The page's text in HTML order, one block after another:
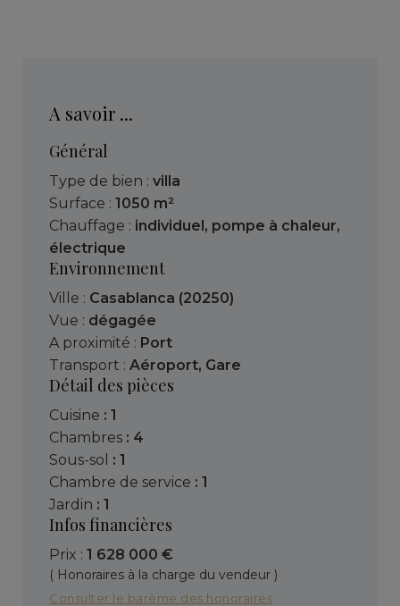
A savoir ...
Général
Type de bien : villa
Surface : 1050 m²
Chauffage : individuel, pompe à chaleur,
électrique
Environnement
Ville : Casablanca (20250)
Vue : dégagée
A proximité : Port
Transport : Aéroport, Gare
Détail des pièces
cuisine : 1
chambres : 4
sous-sol : 1
chambre de service : 1
jardin : 1
Infos financières
Prix : 1 628 000 €
( Honoraires à la charge du vendeur )
Consulter le barème des honoraires